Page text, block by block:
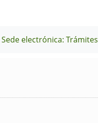
Sede electrónica: Trámites